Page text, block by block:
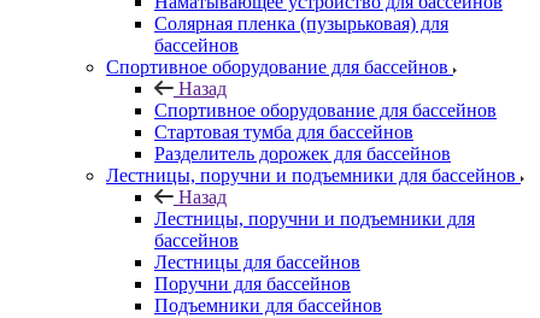
Солярная пленка (пузырьковая) для
бассейнов
Спортивное оборудование для бассейнов
Назад
Спортивное оборудование для бассейнов
Стартовая тумба для бассейнов
Разделитель дорожек для бассейнов
Лестницы, поручни и подъемники для бассейнов
Назад
Лестницы, поручни и подъемники для
бассейнов
Лестницы для бассейнов
Поручни для бассейнов
Подъемники для бассейнов